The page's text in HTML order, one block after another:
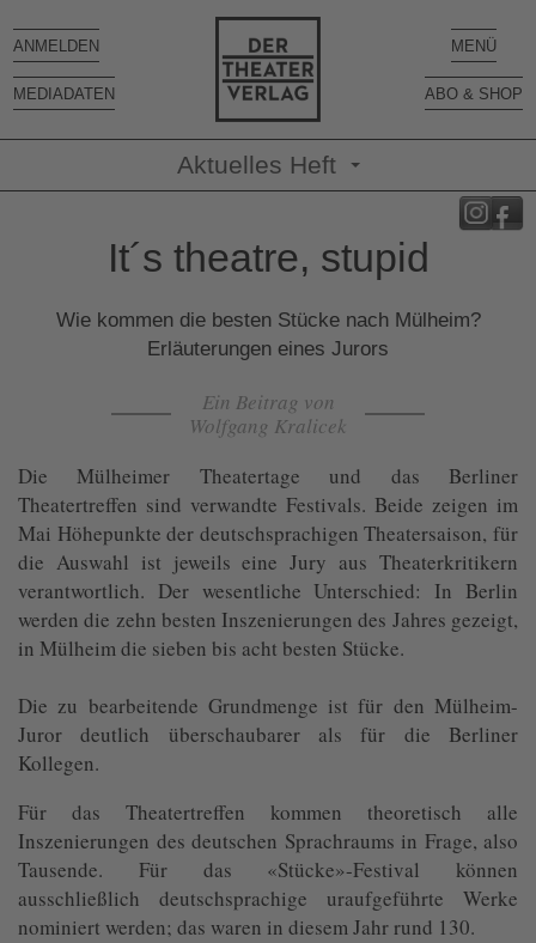
Toggle
MENÜ
ABO & SHOP
MEDIADATEN
Toggle
navigation
ANMELDEN
Aktuelles Heft
It´s theatre, stupid
Wie kommen die besten Stücke nach Mülheim?
Erläuterungen eines Jurors
Ein Beitrag von
Wolfgang Kralicek
Die Mülheimer Theatertage und das Berliner
Theatertreffen sind verwandte Festivals. Beide zeigen im
Mai Höhepunkte der deutschsprachigen Theatersaison, für
die Auswahl ist jeweils eine Jury aus Theaterkritikern
verantwortlich. Der wesentliche Unterschied: In Berlin
werden die zehn besten Inszenierungen des Jahres gezeigt,
in Mülheim die sieben bis acht besten Stücke.
Die zu bearbeitende Grundmenge ist für den Mülheim-
Juror deutlich überschaubarer als für die Berliner
Kollegen.
Für das Theatertreffen kommen theoretisch alle
Inszenierungen des deutschen Sprachraums in Frage, also
Tausende. Für das «Stücke»-Festival können
ausschließlich deutschsprachige uraufgeführte Werke
nominiert werden; das waren in diesem Jahr rund 130.